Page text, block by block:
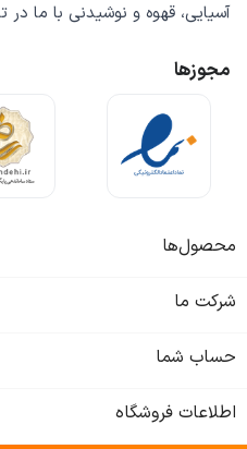
آسیایی، قهوه و نوشیدنی با ما در
مجوزها
محصول‌ها
شرکت ما
حساب شما
اطلاعات فروشگاه